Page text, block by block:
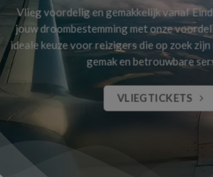
Vlieg voordelig en gemakkelijk vanaf
jouw droombestemming met onze
ideale keuze voor reizigers die op zoek
gemak en betrouwbare
VLIEGTICKETS